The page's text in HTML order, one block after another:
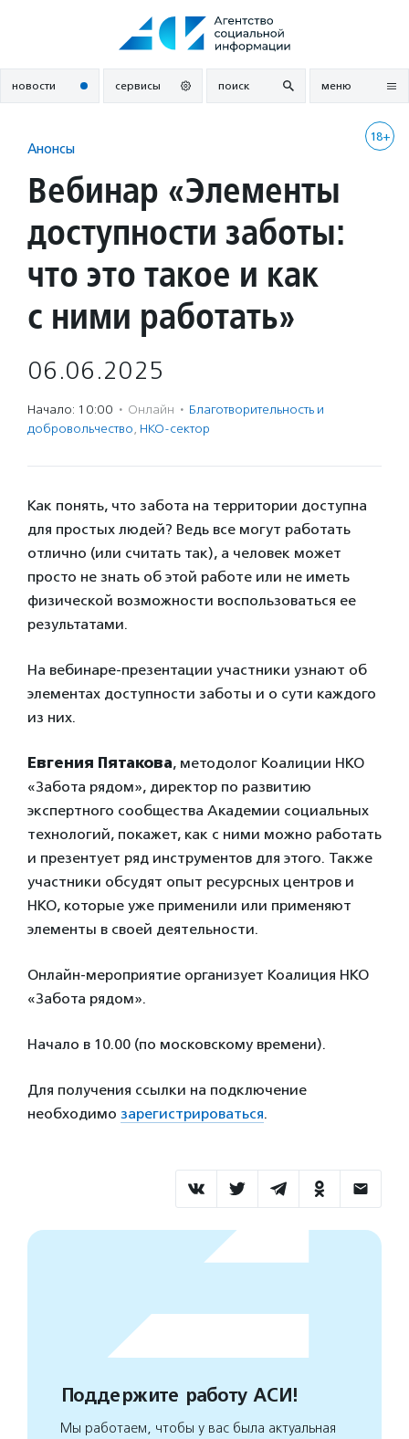
новости сервисы поиск меню
18+
Анонсы
Вебинар «Элементы
доступности заботы:
что это такое и как
с ними работать»
06.06.2025
Начало: 10:00 · Онлайн · Благотвори­тель­ность и
доброволь­чест­во, НКО-сектор
Как понять, что забота на территории доступна
для простых людей? Ведь все могут работать
отлично (или считать так), а человек может
просто не знать об этой работе или не иметь
физической возможности воспользоваться ее
результатами.
На вебинаре-презентации участники узнают об
элементах доступности заботы и о сути каждого
из них.
Евгения Пятакова, методолог Коалиции НКО
«Забота рядом», директор по развитию
экспертного сообщества Академии социальных
технологий, покажет, как с ними можно работать
и презентует ряд инструментов для этого. Также
участники обсудят опыт ресурсных центров и
НКО, которые уже применили или применяют
элементы в своей деятельности.
Онлайн-мероприятие организует Коалиция НКО
«Забота рядом».
Начало в 10.00 (по московскому времени).
Для получения ссылки на подключение
необходимо зарегистрироваться.
Поддержите работу АСИ!
Мы работаем, чтобы у вас была актуальная